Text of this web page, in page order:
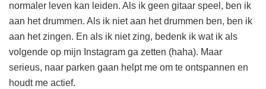
normaler leven kan leiden. Als ik geen gitaar speel, ben ik
aan het drummen. Als ik niet aan het drummen ben, ben ik
aan het zingen. En als ik niet zing, bedenk ik wat ik als
volgende op mijn Instagram ga zetten (haha). Maar
serieus, naar parken gaan helpt me om te ontspannen en
houdt me actief.